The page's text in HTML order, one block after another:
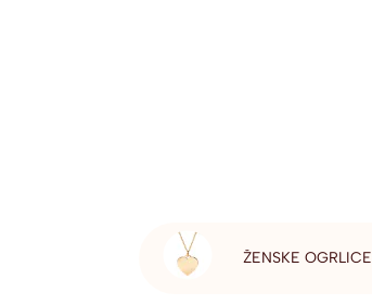
ŽENSKE OGRLICE